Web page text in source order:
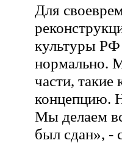
Для
культуры РФ
нормально.
части,
концепцию.
Мы делаем
был сдан», -